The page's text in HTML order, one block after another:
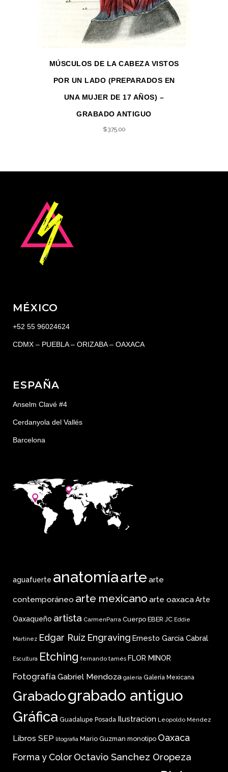
MÚSCULOS DE LA CABEZA VISTOS
POR UN LADO (PREPARADOS EN
UNA MUJER DE 17 AÑOS) –
GRABADO ANTIGUO
$375.00
MÉXICO
+52 55 96024624
CDMX – PUEBLA – ORIZABA – OAXACA
ESPAÑA
Anselm Clavé #4
Cerdanyola del Vallés
Barcelona
aguafuerte anatomíaarte arte
contemporáneo arte mexicano arte oaxacaArte
Oaxaqueño artista CarmenParra Cuerpo EBER JC Eddie
Martinez Edgar Ruíz Engraving Ernesto Garcia Cabral
Escultura Etching fernando tamés FLOR MINOR
Fotografía Gabriel Mendoza galería Galería Mexicana
Grabadograbado antiguo
Gráfica Guadalupe Posada Ilustracion Leopoldo Méndez
Libros SEP litografia Mario Guzman monotipo Oaxaca
Forma y Color Octavio Sanchez Oropeza